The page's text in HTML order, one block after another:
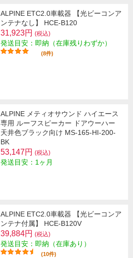
ALPINE ETC2.0車載器 【光ビーコンア
ンテナなし】 HCE-B120
31,923円 (税込)
発送目安：即納（在庫残りわずか）
(8件)
ALPINE メティオサウンド ハイエース
専用 ルーフスピーカー ドアウーハー
天井色ブラック向け MS-165-HI-200-
BK
53,147円 (税込)
発送目安：1ヶ月
ALPINE ETC2.0車載器 【光ビーコンア
ンテナ付属】 HCE-B120V
39,884円 (税込)
発送目安：即納（在庫あり）
(10件)